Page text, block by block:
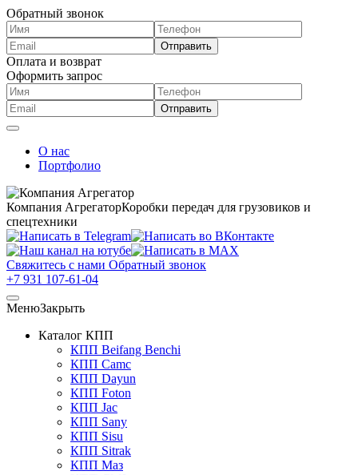
Обратный звонок
Оплата и возврат
Оформить запрос
О нас
Портфолио
Компания АгрегаторКоробки передач для грузовиков и
спецтехники
Свяжитесь с нами Обратный звонок
+7 931 107-61-04
МенюЗакрыть
Каталог КПП
КПП Beifang Benchi
КПП Camc
КПП Dayun
КПП Foton
КПП Jac
КПП Sany
КПП Sisu
КПП Sitrak
КПП Маз